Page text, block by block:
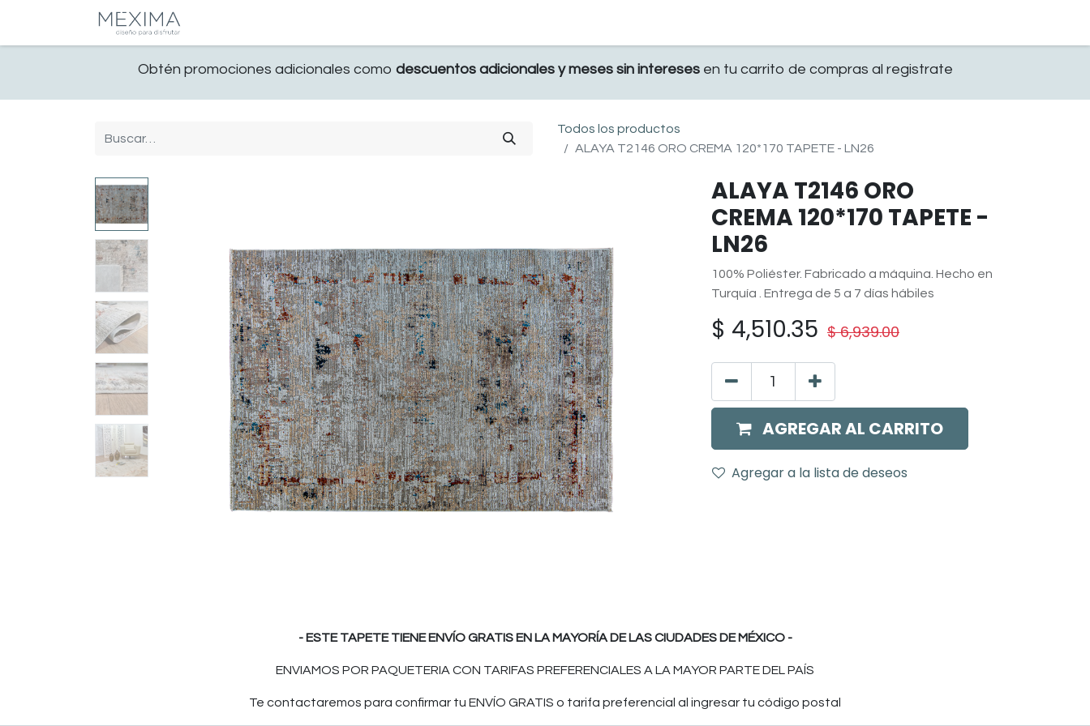
Obtén promociones adicionales como descuentos adicionales y meses sin interesesen tu carrito de compras al registrate
Todos los productos
ALAYA T2146 ORO CREMA 120*170 TAPETE - LN26
ALAYA T2146 ORO
CREMA 120*170 TAPETE -
LN26
100% Poliéster. Fabricado a máquina. Hecho en
Turquía . Entrega de 5 a 7 días hábiles
$ 4,510.35 $6,939.00
AGREGAR AL CARRITO
Agregar a la lista de deseos
- ESTE TAPETE TIENE ENVÍO GRATIS EN LA MAYORÍA DE LAS CIUDADES DE MÉXICO -
ENVIAMOS POR PAQUETERIA CON TARIFAS PREFERENCIALES A LA MAYOR PARTE DEL PAÍS
Te contactaremos para confirmar tu ENVÍO GRATIS o tarifa preferencial al ingresar tu código postal